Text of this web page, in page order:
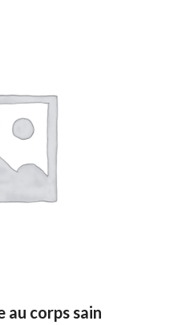
au corps sain